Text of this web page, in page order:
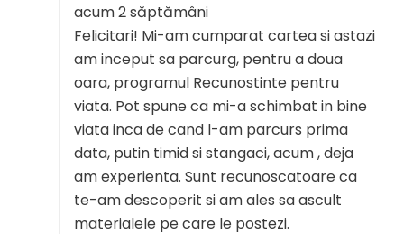
acum 2 săptămâni
Felicitari! Mi-am cumparat cartea si astazi
am inceput sa parcurg, pentru a doua
oara, programul Recunostinte pentru
viata. Pot spune ca mi-a schimbat in bine
viata inca de cand l-am parcurs prima
data, putin timid si stangaci, acum , deja
am experienta. Sunt recunoscatoare ca
te-am descoperit si am ales sa ascult
materialele pe care le postezi.